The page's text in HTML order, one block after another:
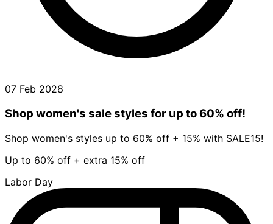
07 Feb 2028
Shop women's sale styles for up to 60% off!
Shop women's styles up to 60% off + 15% with SALE15!
Up to 60% off + extra 15% off
Labor Day